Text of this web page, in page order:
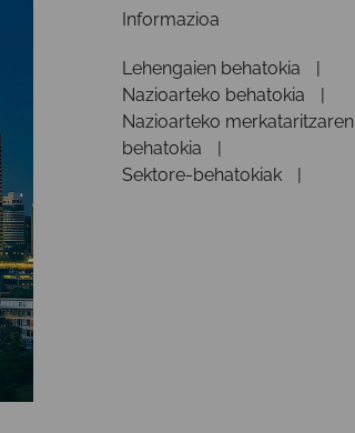
Informazioa
Lehengaien behatokia
Nazioarteko behatokia
Nazioarteko merkataritzaren
behatokia
Sektore-behatokiak